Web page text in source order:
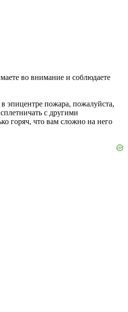
во внимание и соблюдаете
эпицентре пожара, пожалуйста,
с другими
горяч, что вам сложно на него